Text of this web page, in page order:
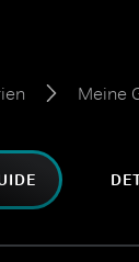
Meine